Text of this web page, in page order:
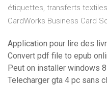
étiquettes, transferts
CardWorks Business Card
Application pour lire des
Convert pdf file to epub
Peut on installer windows
Telecharger gta 4 pc sans